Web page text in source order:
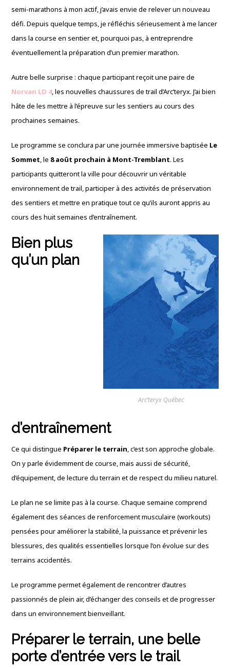
semi-marathons à mon actif, j’avais envie de relever un nouveau
défi. Depuis quelque temps, je réfléchis sérieusement à me lancer
dans la course en sentier et, pourquoi pas, à entreprendre
éventuellement la préparation d’un premier marathon.
Autre belle surprise : chaque participant reçoit une paire de
Norvan LD 4, les nouvelles chaussures de trail d’Arc’teryx. J’ai bien
hâte de les mettre à l’épreuve sur les sentiers au cours des
prochaines semaines.
Le programme se conclura par une journée immersive baptisée Le
Sommet, le 8 août prochain à Mont-Tremblant. Les
participants quitteront la ville pour découvrir un véritable
environnement de trail, participer à des activités de préservation
des sentiers et mettre en pratique tout ce qu’ils auront appris au
cours des huit semaines d’entraînement.
Arc’teryx Québec
Bien plus
qu’un plan
d’entraînement
Ce qui distingue Préparer le terrain, c’est son approche globale.
On y parle évidemment de course, mais aussi de sécurité,
d’équipement, de lecture du terrain et de respect du milieu naturel.
Le plan ne se limite pas à la course. Chaque semaine comprend
également des séances de renforcement musculaire (workouts)
pensées pour améliorer la stabilité, la puissance et prévenir les
blessures, des qualités essentielles lorsque l’on évolue sur des
terrains accidentés.
Le programme permet également de rencontrer d’autres
passionnés de plein air, d’échanger des conseils et de progresser
dans un environnement bienveillant.
Préparer le terrain, une belle
porte d’entrée vers le trail